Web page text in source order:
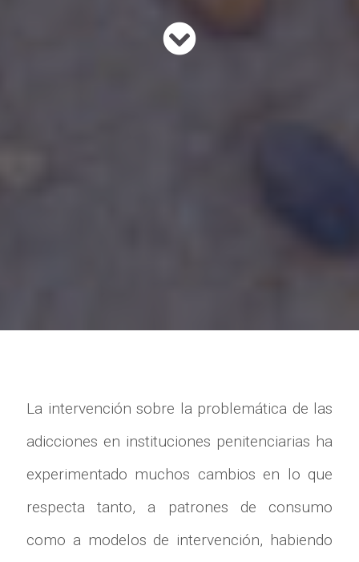
La intervención sobre la problemática de las
adicciones en instituciones penitenciarias ha
experimentado muchos cambios en lo que
respecta tanto, a patrones de consumo
como a modelos de intervención, habiendo